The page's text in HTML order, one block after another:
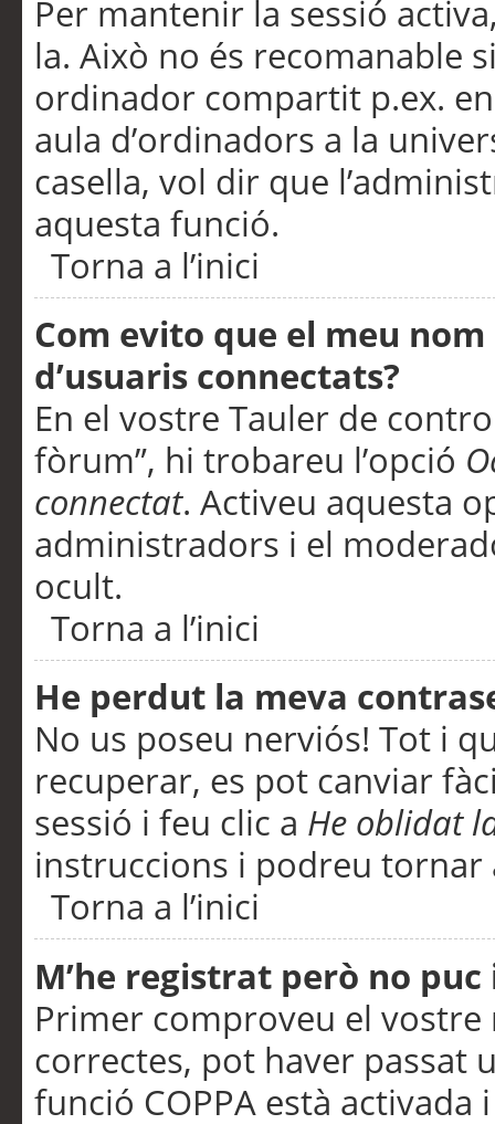
Per mantenir la sessió
la. Això no és recomanable
ordinador compartit p.ex.
aula d’ordinadors a la
casella, vol dir que
aquesta funció.
Torna a l’inici
Com evito que el meu
d’usuaris connectats?
En el vostre Tauler de
fòrum”, hi trobareu l’opció
connectat. Activeu aquesta
administradors i el
ocult.
Torna a l’inici
He perdut la meva
No us poseu nerviós! Tot i
recuperar, es pot canviar
sessió i feu clic a He oblidat
instruccions i podreu tornar
Torna a l’inici
M’he registrat però no
Primer comproveu el vostre
correctes, pot haver passat
funció COPPA està